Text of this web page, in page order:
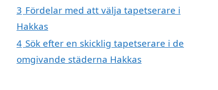
3 Fördelar med att välja tapetserare i
Hakkas
4 Sök efter en skicklig tapetserare i de
omgivande städerna Hakkas